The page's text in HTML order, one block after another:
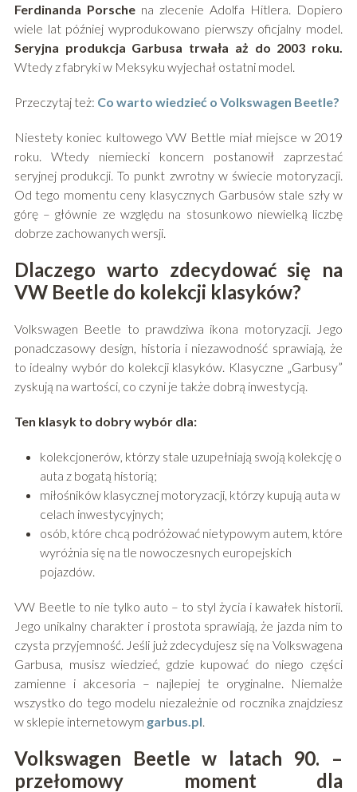
Ferdinanda Porschena zlecenie Adolfa Hitlera. Dopiero
wiele lat później wyprodukowano pierwszy oficjalny model.
Seryjna produkcja Garbusa trwała aż do 2003 roku.
Wtedy z fabryki w Meksyku wyjechał ostatni model.
Przeczytaj też: Co warto wiedzieć o Volkswagen Beetle?
Niestety koniec kultowego VW Bettle miał miejsce w 2019
roku. Wtedy niemiecki koncern postanowił zaprzestać
seryjnej produkcji. To punkt zwrotny w świecie motoryzacji.
Od tego momentu ceny klasycznych Garbusów stale szły w
górę – głównie ze względu na stosunkowo niewielką liczbę
dobrze zachowanych wersji.
Dlaczego warto zdecydować się na
VW Beetle do kolekcji klasyków?
Volkswagen Beetle to prawdziwa ikona motoryzacji. Jego
ponadczasowy design, historia i niezawodność sprawiają, że
to idealny wybór do kolekcji klasyków. Klasyczne „Garbusy”
zyskują na wartości, co czyni je także dobrą inwestycją.
Ten klasyk to dobry wybór dla:
kolekcjonerów, którzy stale uzupełniają swoją kolekcję o
auta z bogatą historią;
miłośników klasycznej motoryzacji, którzy kupują auta w
celach inwestycyjnych;
osób, które chcą podróżować nietypowym autem, które
wyróżnia się na tle nowoczesnych europejskich
pojazdów.
VW Beetle to nie tylko auto – to styl życia i kawałek historii.
Jego unikalny charakter i prostota sprawiają, że jazda nim to
czysta przyjemność. Jeśli już zdecydujesz się na Volkswagena
Garbusa, musisz wiedzieć, gdzie kupować do niego części
zamienne i akcesoria – najlepiej te oryginalne. Niemalże
wszystko do tego modelu niezależnie od rocznika znajdziesz
w sklepie internetowym garbus.pl
Volkswagen Beetle w latach 90. –
przełomowy moment dla